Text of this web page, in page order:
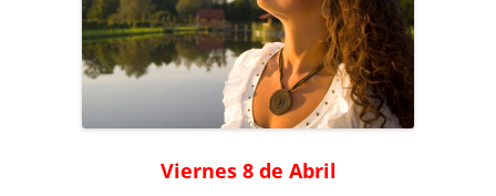
Viernes 8 de Abril